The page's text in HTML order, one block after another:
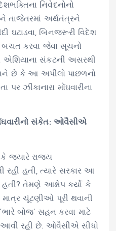
નિવેદનોનો
તાજેતરમાં અર્થતંત્રને
ઘટાડવા, બિનજરૂરી વિદેશ
કરવા જેવા સૂચનો
એશિયાના સંકટની અસરથી
છે કે આ અપીલો પાછળનો
ઝીંકાનારા મોંઘવારીના
સંકેત: ઓવૈસીએ
જ્યારે રાજ્ય
રહી હતી, ત્યારે સરકાર આ
તેમણે આક્ષેપ કર્યો કે
માત્ર ચૂંટણીઓ પૂરી થવાની
બોજ’ સહન કરવા માટે
આવી રહી છે. ઓવૈસીએ સીધો